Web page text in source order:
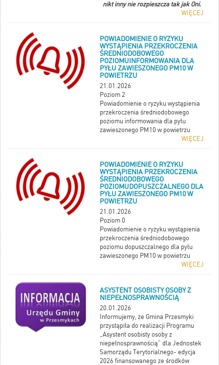
nikt inny nie rozpieszcza tak jak Oni.
WIĘCEJ
POWIADOMIENIE O RYZYKU
WYSTĄPIENIA PRZEKROCZENIA
ŚREDNIODOBOWEGO
POZIOMUINFORMOWANIA DLA
PYŁU ZAWIESZONEGO PM10 W
POWIETRZU
21.01.2026
Poziom 2
Powiadomienie o ryzyku wystąpienia
przekroczenia średniodobowego
poziomu informowania dla pyłu
zawieszonego PM10 w powietrzu
WIĘCEJ
POWIADOMIENIE O RYZYKU
WYSTĄPIENIA PRZEKROCZENIA
ŚREDNIODOBOWEGO
POZIOMUDOPUSZCZALNEGO DLA
PYŁU ZAWIESZONEGO PM10 W
POWIETRZU
21.01.2026
Poziom 0
Powiadomienie o ryzyku wystąpienia
przekroczenia średniodobowego
poziomu dopuszczalnego dla pyłu
zawieszonego PM10 w powietrzu
WIĘCEJ
ASYSTENT OSOBISTY OSOBY Z
NIEPEŁNOSPRAWNOŚCIĄ
20.01.2026
Informujemy, że Gmina Przesmyki
przystąpiła do realizacji Programu
„Asystent osobisty osoby z
niepełnosprawnością” dla Jednostek
Samorządu Terytorialnego- edycja
2026 finansowanego ze środków